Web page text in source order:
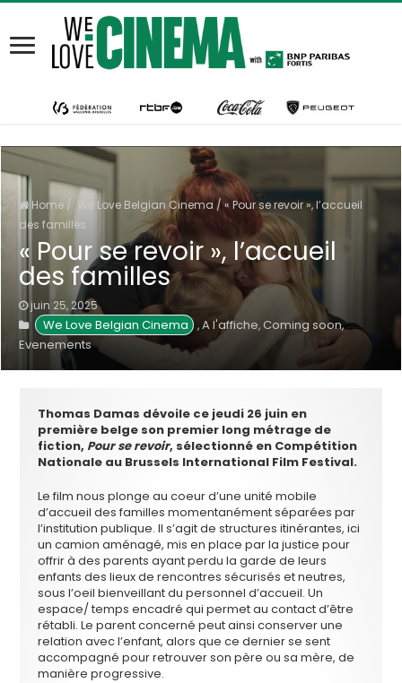
Home / We Love Belgian Cinema /« Pour se revoir », l’accueil
des familles
« Pour se revoir », l’accueil
des familles
juin 25, 2025
We Love Belgian Cinema ,A l'affiche,Coming soon,
Evenements
Thomas Damas dévoile ce jeudi 26 juin en
première belge son premier long métrage de
fiction, Pour se revoir, sélectionné en Compétition
Nationale au Brussels International Film Festival.
Le film nous plonge au coeur d’une unité mobile
d’accueil des familles momentanément séparées par
l’institution publique. Il s’agit de structures itinérantes, ici
un camion aménagé, mis en place par la justice pour
offrir à des parents ayant perdu la garde de leurs
enfants des lieux de rencontres sécurisés et neutres,
sous l’oeil bienveillant du personnel d’accueil. Un
espace/ temps encadré qui permet au contact d’être
rétabli. Le parent concerné peut ainsi conserver une
relation avec l’enfant, alors que ce dernier se sent
accompagné pour retrouver son père ou sa mère, de
manière progressive.